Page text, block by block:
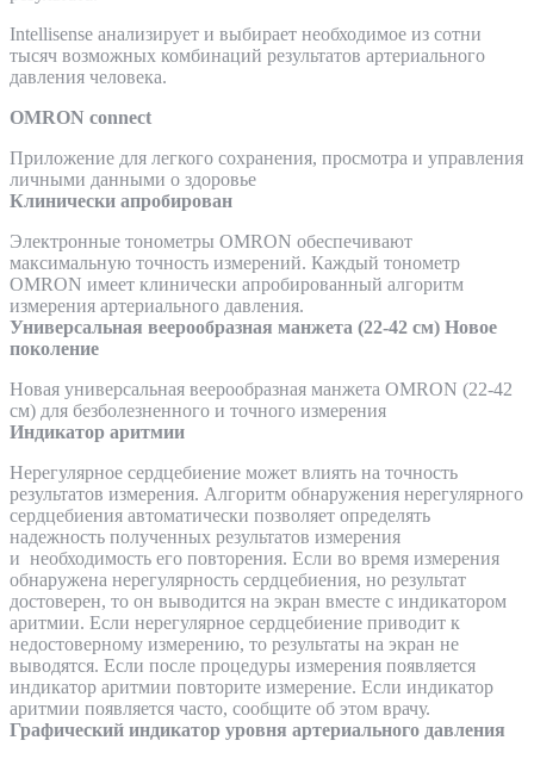
Intellisense анализирует и выбирает необходимое из сотни
тысяч возможных комбинаций результатов артериального
давления человека.
OMRON connect
Приложение для легкого сохранения, просмотра и управления
личными данными о здоровье
Клинически апробирован
Электронные тонометры OMRON обеспечивают
максимальную точность измерений. Каждый тонометр
OMRON имеет клинически апробированный алгоритм
измерения артериального давления.
Универсальная веерообразная манжета (22-42 см) Новое
поколение
Новая универсальная веерообразная манжета OMRON (22-42
см) для безболезненного и точного измерения
Индикатор аритмии
Нерегулярное сердцебиение может влиять на точность
результатов измерения. Алгоритм обнаружения нерегулярного
сердцебиения автоматически позволяет определять
надежность полученных результатов измерения
и необходимость его повторения. Если во время измерения
обнаружена нерегулярность сердцебиения, но результат
достоверен, то он выводится на экран вместе с индикатором
аритмии. Если нерегулярное сердцебиение приводит к
недостоверному измерению, то результаты на экран не
выводятся. Если после процедуры измерения появляется
индикатор аритмии повторите измерение. Если индикатор
аритмии появляется часто, сообщите об этом врачу.
Графический индикатор уровня артериального давления